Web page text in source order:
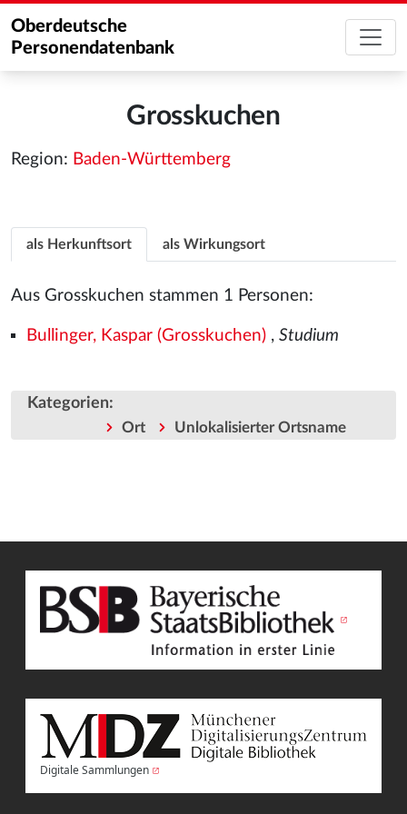
Oberdeutsche
Personendatenbank
Grosskuchen
Region: Baden-Württemberg
als Herkunftsort als Wirkungsort
Aus Grosskuchen stammen 1 Personen:
Bullinger, Kaspar (Grosskuchen), Studium
Kategorien:
Ort Unlokalisierter Ortsname
Digitale Sammlungen